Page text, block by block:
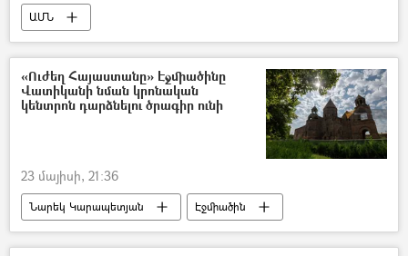
ԱՄՆ
Իրանի Իսլամական Հանրապետություն
Դոնալդ Թրամփ
«Ուժեղ Հայաստանը» Էջմիածինը
Վատիկանի նման կրոնական
կենտրոն դարձնելու ծրագիր ունի
23 մայիսի, 21:36
Նարեկ Կարապետյան
Էջմիածին
Մայր Աթոռ Սուրբ Էջմիածին
քարոզարշավ